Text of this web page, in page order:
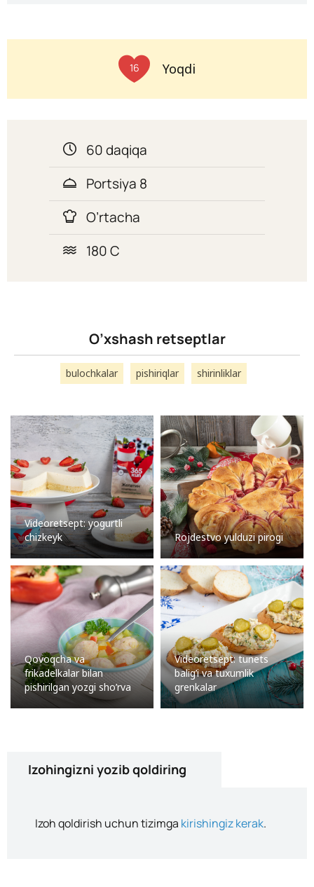
16 Yoqdi
60 daqiqa
Portsiya 8
O’rtacha
180 C
O’xshash retseptlar
bulochkalar pishiriqlar shirinliklar
Videoretsept: yogurtli
chizkeyk
Rojdestvo yulduzi pirogi
Qovoqcha va
frikadelkalar bilan
pishirilgan yozgi sho’rva
Videoretsept: tunets
balig’i va tuxumlik
grenkalar
Izohingizni yozib qoldiring
Izoh qoldirish uchun tizimga kirishingiz kerak.